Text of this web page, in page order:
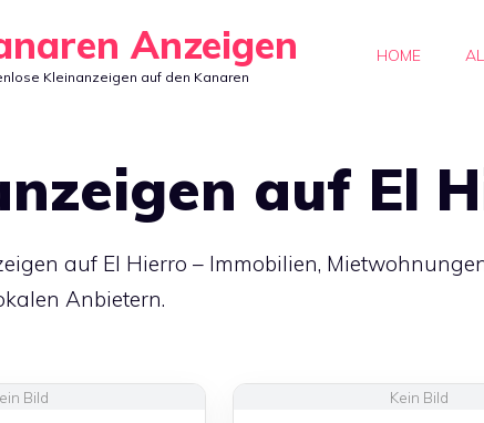
Anzeigen
Kleinanzeigen auf den Kanaren
HOME
auf El
auf El Hierro – Immobilien,
Anbietern.